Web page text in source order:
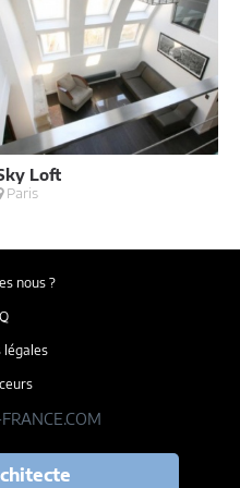
Loft
Paris
nous ?
légales